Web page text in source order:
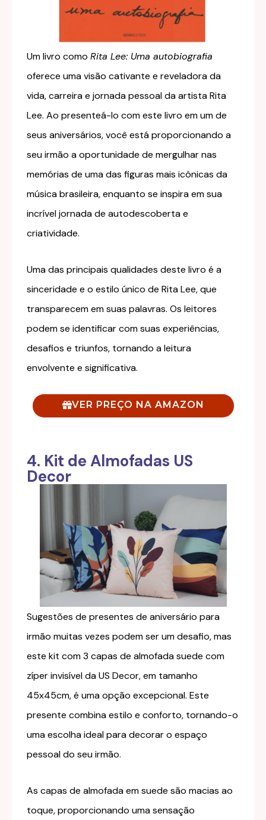
Um livro como Rita Lee: Uma autobiografia
oferece uma visão cativante e reveladora da
vida, carreira e jornada pessoal da artista Rita
Lee. Ao presenteá-lo com este livro em um de
seus aniversários, você está proporcionando a
seu irmão a oportunidade de mergulhar nas
memórias de uma das figuras mais icônicas da
música brasileira, enquanto se inspira em sua
incrível jornada de autodescoberta e
criatividade.
Uma das principais qualidades deste livro é a
sinceridade e o estilo único de Rita Lee, que
transparecem em suas palavras. Os leitores
podem se identificar com suas experiências,
desafios e triunfos, tornando a leitura
envolvente e significativa.
VER PREÇO NA AMAZON
4. Kit de Almofadas US
Decor
Sugestões de presentes de aniversário para
irmão muitas vezes podem ser um desafio, mas
este kit com 3 capas de almofada suede com
zíper invisível da US Decor, em tamanho
45x45cm, é uma opção excepcional. Este
presente combina estilo e conforto, tornando-o
uma escolha ideal para decorar o espaço
pessoal do seu irmão.
As capas de almofada em suede são macias ao
toque, proporcionando uma sensação